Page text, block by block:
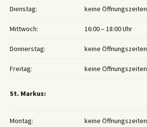
Dienstag: keine Öffnungszeiten
Mittwoch: 16:00 – 18:00 Uhr
Donnerstag: keine Öffnungszeiten
Freitag: keine Öffnungszeiten
St. Markus:
Montag: keine Öffnungszeiten